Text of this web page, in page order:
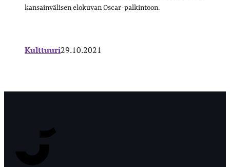
kansainvälisen elokuvan Oscar-palkintoon.
Kulttuuri29.10.2021